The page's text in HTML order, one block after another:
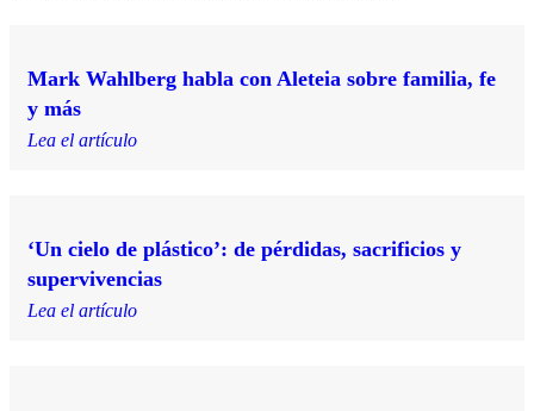
Mark Wahlberg habla con Aleteia sobre familia, fe
y más
Lea el artículo
‘Un cielo de plástico’: de pérdidas, sacrificios y
supervivencias
Lea el artículo